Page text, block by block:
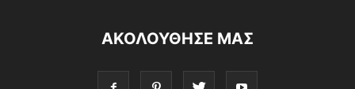
ΑΚΟΛΟΥΘΗΣΕ ΜΑΣ